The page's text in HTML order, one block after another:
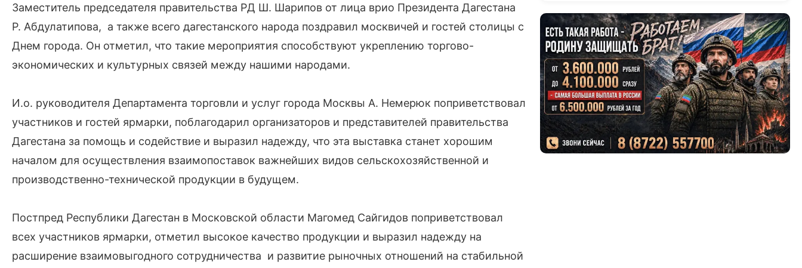
Заместитель председателя правительства РД Ш. Шарипов от лица врио Президента Дагестана
Р. Абдулатипова, а также всего дагестанского народа поздравил москвичей и гостей столицы с
Днем города. Он отметил, что такие мероприятия способствуют укреплению торгово-
экономических и культурных связей между нашими народами.
И.о. руководителя Департамента торговли и услуг города Москвы А. Немерюк поприветствовал
участников и гостей ярмарки, поблагодарил организаторов и представителей правительства
Дагестана за помощь и содействие и выразил надежду, что эта выставка станет хорошим
началом для осуществления взаимопоставок важнейших видов сельскохозяйственной и
производственно-технической продукции в будущем.
Постпред Республики Дагестан в Московской области Магомед Сайгидов поприветствовал
всех участников ярмарки, отметил высокое качество продукции и выразил надежду на
расширение взаимовыгодного сотрудничества и развитие рыночных отношений на стабильной